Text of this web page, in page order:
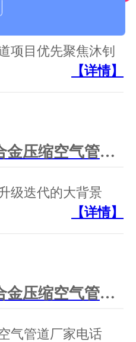
项目优先聚焦沐钊
【详情】
铝合金压缩空气管道生产厂家深度测评｜行业选型参考指南
级迭代的大背景
【详情】
铝合金压缩空气管道厂家电话
气管道厂家电话